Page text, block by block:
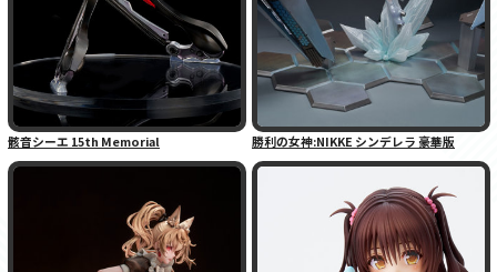
骸音シーエ 15th Memorial 勝利の女神:NIKKE シンデレラ 豪華版